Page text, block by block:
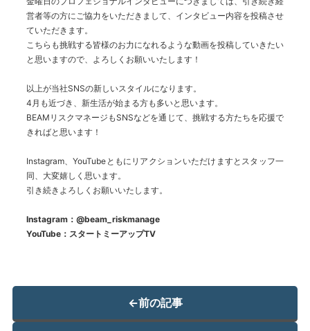
営者等の方にご協力をいただきまして、インタビュー内容を投稿させ
ていただきます。
こちらも挑戦する皆様のお力になれるような動画を投稿していきたい
と思いますので、よろしくお願いいたします！
以上が当社SNSの新しいスタイルになります。
4月も近づき、新生活が始まる方も多いと思います。
BEAMリスクマネージもSNSなどを通じて、挑戦する方たちを応援で
きればと思います！
Instagram、YouTubeともにリアクションいただけますとスタッフ一
同、大変嬉しく思います。
引き続きよろしくお願いいたします。
Instagram：@beam_riskmanage
YouTube：スタートミーアップTV
←前の記事